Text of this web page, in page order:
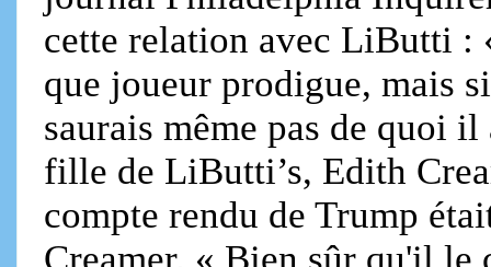
cette relation avec LiButti :
que joueur prodigue, mais
saurais même pas de quoi
fille de LiButti’s, Edith
compte rendu de Trump
Creamer. « Bien sûr qu'il